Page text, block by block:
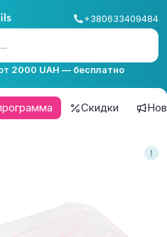
+380633409484
2000 UAH — бесплатно
Скидки